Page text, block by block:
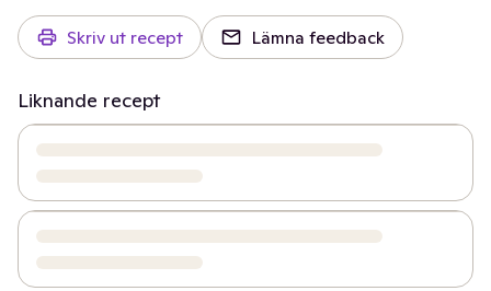
Skriv ut recept Lämna feedback
Liknande recept